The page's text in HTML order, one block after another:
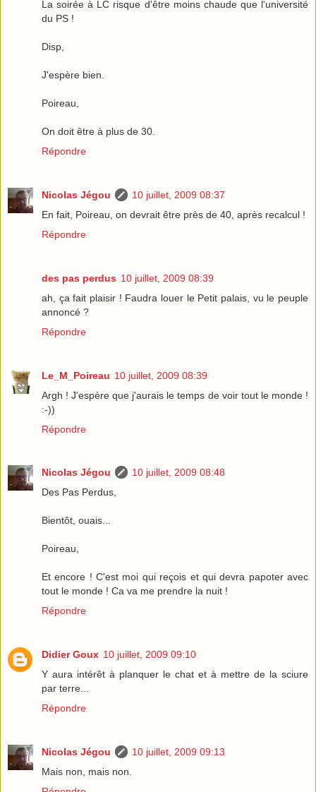
La soirée à LC risque d'être moins chaude que l'université
du PS !
Disp,
J'espère bien.
Poireau,
On doit être à plus de 30.
Répondre
Nicolas Jégou
10 juillet, 2009 08:37
En fait, Poireau, on devrait être près de 40, après recalcul !
Répondre
des pas perdus 10 juillet, 2009 08:39
ah, ça fait plaisir ! Faudra louer le Petit palais, vu le peuple
annoncé ?
Répondre
Le_M_Poireau 10 juillet, 2009 08:39
Argh ! J'espère que j'aurais le temps de voir tout le monde !
:-))
Répondre
Nicolas Jégou
10 juillet, 2009 08:48
Des Pas Perdus,
Bientôt, ouais...
Poireau,
Et encore ! C'est moi qui reçois et qui devra papoter avec
tout le monde ! Ca va me prendre la nuit !
Répondre
Didier Goux 10 juillet, 2009 09:10
Y aura intérêt à planquer le chat et à mettre de la sciure
par terre...
Répondre
Nicolas Jégou
10 juillet, 2009 09:13
Mais non, mais non.